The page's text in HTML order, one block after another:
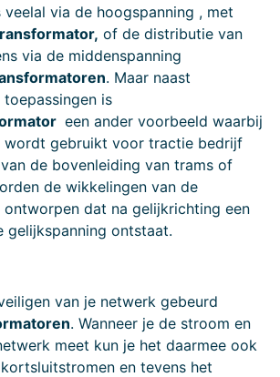
via de hoogspanning , met
of de distributie van
via de middenspanning
. Maar naast
is
een ander voorbeeld waarbij
wordt gebruikt voor tractie bedrijf
de bovenleiding van trams of
de wikkelingen van de
dat na gelijkrichting een
gelijkspanning ontstaat.
van je netwerk gebeurd
. Wanneer je de stroom en
meet kun je het daarmee ook
en tevens het